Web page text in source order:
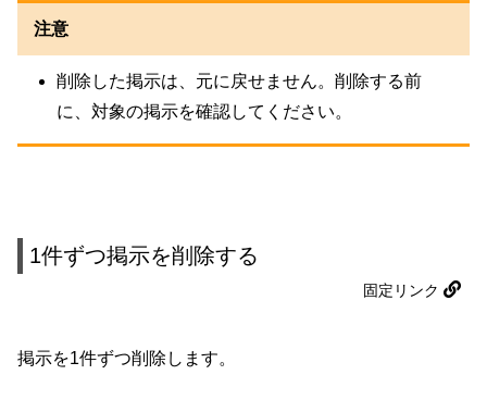
注意
削除した掲示は、元に戻せません。削除する前
に、対象の掲示を確認してください。
1件ずつ掲示を削除する
固定リンク
掲示を1件ずつ削除します。